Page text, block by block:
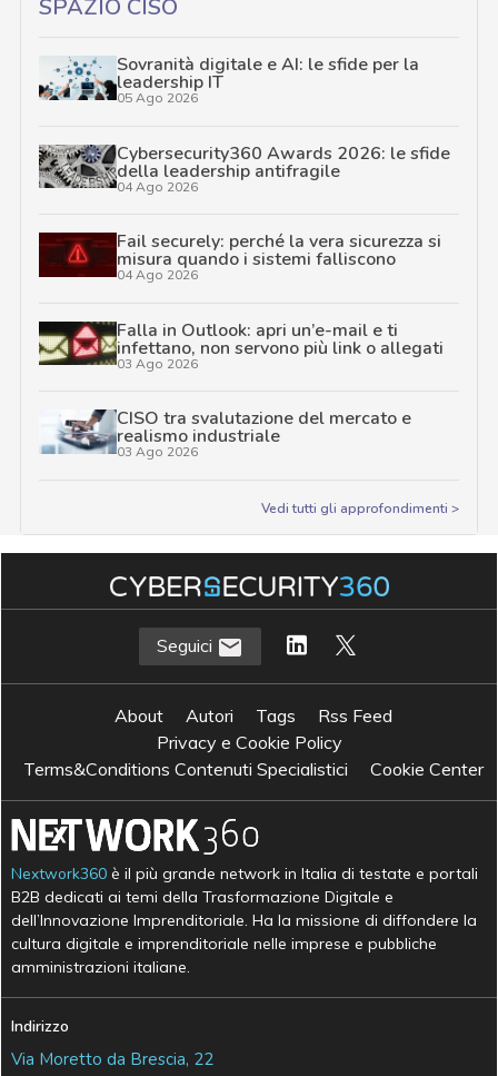
SPAZIO CISO
Sovranità digitale e AI: le sfide per la
leadership IT
05 Ago 2026
Cybersecurity360 Awards 2026: le sfide
della leadership antifragile
04 Ago 2026
Fail securely: perché la vera sicurezza si
misura quando i sistemi falliscono
04 Ago 2026
Falla in Outlook: apri un’e-mail e ti
infettano, non servono più link o allegati
03 Ago 2026
CISO tra svalutazione del mercato e
realismo industriale
03 Ago 2026
Vedi tutti gli approfondimenti >
Seguici
About Autori Tags
Rss Feed
Privacy e Cookie Policy
Terms&Conditions Contenuti Specialistici
Cookie Center
Nextwork360 è il più grande network in Italia di testate e portali
B2B dedicati ai temi della Trasformazione Digitale e
dell’Innovazione Imprenditoriale. Ha la missione di diffondere la
cultura digitale e imprenditoriale nelle imprese e pubbliche
amministrazioni italiane.
Indirizzo
Via Moretto da Brescia, 22